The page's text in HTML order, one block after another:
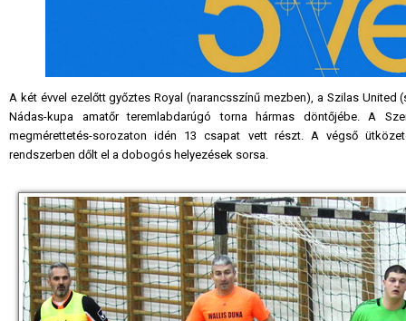
A két évvel ezelőtt győztes Royal (narancsszínű mezben), a Szilas
Nádas-kupa amatőr teremlabdarúgó torna hármas döntőjébe. A
megmérettetés-sorozaton idén 13 csapat vett részt. A végső
rendszerben dőlt el a dobogós helyezések sorsa.